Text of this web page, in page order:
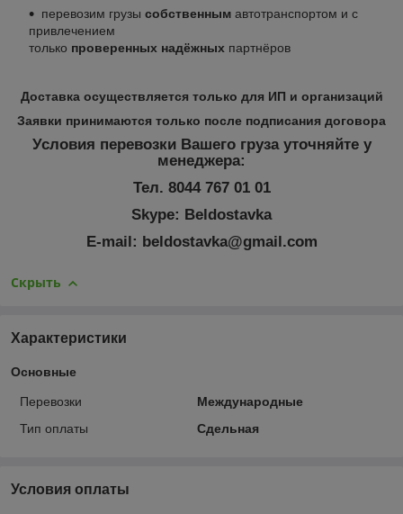
перевозим грузы собственным автотранспортом и с
привлечением
только проверенных надёжных партнёров
Доставка осуществляется только для ИП и организаций
Заявки принимаются только после подписания договора
Условия перевозки Вашего груза уточняйте у
менеджера:
Тел. 8044 767 01 01
Skype: Beldostavka
E-mail: beldostavka@gmail.com
Скрыть
Характеристики
Основные
Перевозки
Международные
Тип оплаты
Сдельная
Условия оплаты